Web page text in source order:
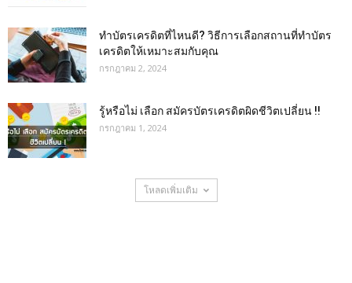
ทําบัตรเครดิตที่ไหนดี? วิธีการเลือกสถานที่ทำบัตร
เครดิตให้เหมาะสมกับคุณ
กรกฎาคม 2, 2024
รู้หรือไม่ เลือก สมัครบัตรเครดิตผิดชีวิตเปลี่ยน !!
กรกฎาคม 1, 2024
โหลดเพิ่มเติม